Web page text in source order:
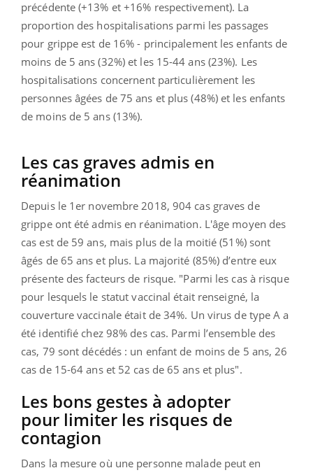
précédente (+13% et +16% respectivement). La
proportion des hospitalisations parmi les passages
pour grippe est de 16% - principalement les enfants de
moins de 5 ans (32%) et les 15-44 ans (23%). Les
hospitalisations concernent particulièrement les
personnes âgées de 75 ans et plus (48%) et les enfants
de moins de 5 ans (13%).
Les cas graves admis en
réanimation
Depuis le 1 er novembre 2018, 904 cas graves de
grippe ont été admis en réanimation. L'âge moyen des
cas est de 59 ans, mais plus de la moitié (51%) sont
âgés de 65 ans et plus. La majorité (85%) d’entre eux
présente des facteurs de risque. "Parmi les cas à risque
pour lesquels le statut vaccinal était renseigné, la
couverture vaccinale était de 34%. Un virus de type A a
été identifié chez 98% des cas. Parmi l’ensemble des
cas, 79 sont décédés : un enfant de moins de 5 ans, 26
cas de 15-64 ans et 52 cas de 65 ans et plus".
Les bons gestes à adopter
pour limiter les risques de
contagion
Dans la mesure où une personne malade peut en